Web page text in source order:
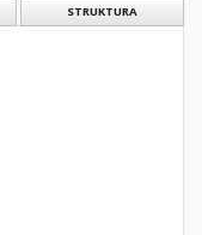
STRUKTURA